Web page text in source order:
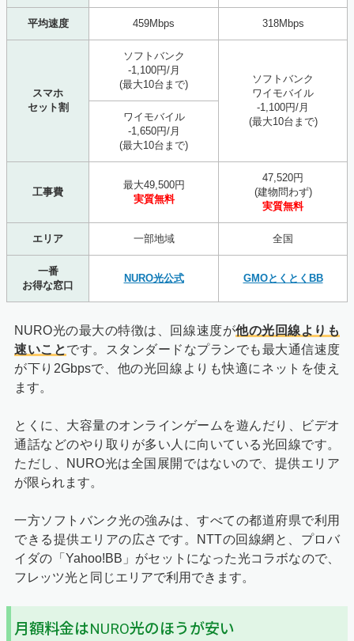
平均速度 459Mbps 318Mbps
スマホ
セット割
ソフトバンク
-1,100円/月
(最大10台まで)
ソフトバンク
ワイモバイル
-1,100円/月
(最大10台まで)
ワイモバイル
-1,650円/月
(最大10台まで)
工事費
最大49,500円
実質無料
47,520円
(建物問わず)
実質無料
エリア 一部地域 全国
一番
お得な窓口
NURO光公式 GMOとくとくBB
NURO光の最大の特徴は、回線速度が他の光回線よりも
速いことです。スタンダードなプランでも最大通信速度
が下り2Gbpsで、他の光回線よりも快適にネットを使え
ます。
とくに、大容量のオンラインゲームを遊んだり、ビデオ
通話などのやり取りが多い人に向いている光回線です。
ただし、NURO光は全国展開ではないので、提供エリア
が限られます。
一方ソフトバンク光の強みは、すべての都道府県で利用
できる提供エリアの広さです。NTTの回線網と、プロバ
イダの「Yahoo!BB」がセットになった光コラボなので、
フレッツ光と同じエリアで利用できます。
月額料金はNURO光のほうが安い